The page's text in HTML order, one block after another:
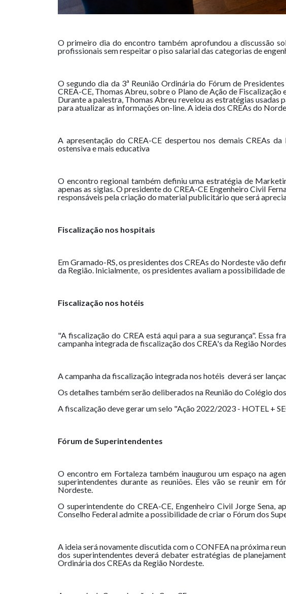
O primeiro dia do encontro também aprofundou a discussão
profissionais sem respeitar o piso salarial das categorias de
O segundo dia da 3ª Reunião Ordinária do Fórum de
CREA-CE, Thomas Abreu, sobre o Plano de Ação de
Durante a palestra, Thomas Abreu revelou as estratégias usadas
para atualizar as informações on-line. A ideia dos CREAs do
A apresentação do CREA-CE despertou nos demais CREAs
ostensiva e mais educativa
O encontro regional também definiu uma estratégia de
apenas as siglas. O presidente do CREA-CE Engenheiro Civil
responsáveis pela criação do material publicitário que será
Fiscalização nos hospitais
Em Gramado-RS, os presidentes dos CREAs do Nordeste vão
da Região. Inicialmente, os presidentes avaliam a possibilidade
Fiscalização nos hotéis
"A fiscalização do CREA está aqui para a sua segurança".
campanha integrada de fiscalização dos CREA's da Região
A campanha da fiscalização integrada nos hotéis deverá ser
Os detalhes também serão deliberados na Reunião do Colégio
A fiscalização deve gerar um selo "Ação 2022/2023 - HOTEL +
Fórum de Superintendentes
O encontro em Fortaleza também inaugurou um espaço na
superintendentes durante as reuniões. Eles vão se reunir em
Nordeste.
O superintendente do CREA-CE, Engenheiro Civil Jorge Sena,
Conselho Federal admite a possibilidade de criar o Fórum dos
A ideia será novamente discutida com o CONFEA na próxima
dos superintendentes deverá debater estratégias de
Ordinária dos CREAs da Região Nordeste.